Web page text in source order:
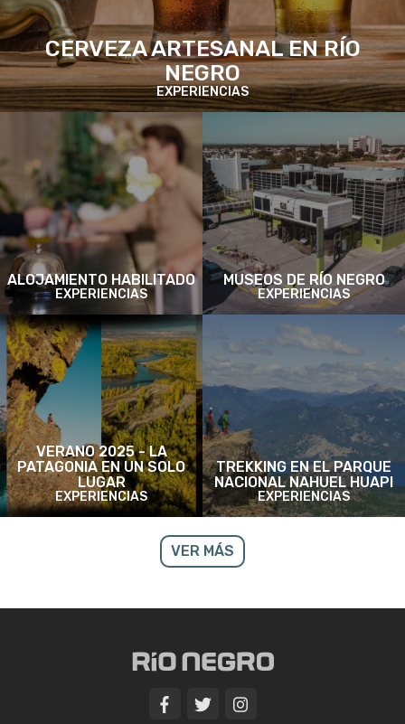
CERVEZA ARTESANAL EN RÍO
NEGRO
EXPERIENCIAS
ALOJAMIENTO HABILITADO
EXPERIENCIAS
MUSEOS DE RÍO NEGRO
EXPERIENCIAS
VERANO 2025 - LA
PATAGONIA EN UN SOLO
LUGAR
EXPERIENCIAS
TREKKING EN EL PARQUE
NACIONAL NAHUEL HUAPI
EXPERIENCIAS
VER MÁS